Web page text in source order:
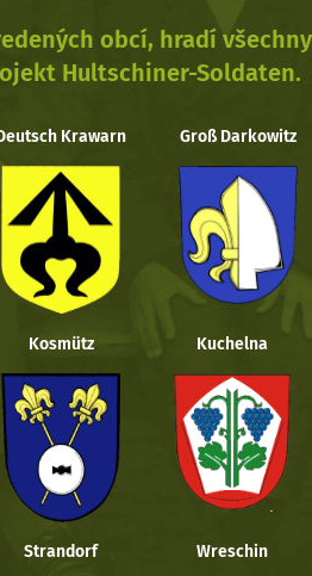
obcí, hradí všechny
Hultschiner-Soldaten.
Krawarn Groß Darkowitz
Kosmütz Kuchelna
Strandorf Wreschin